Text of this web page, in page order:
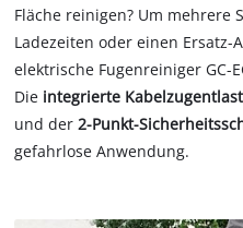
Fläche reinigen? Um mehrere
Ladezeiten oder einen
elektrische Fugenreiniger GC-
Die integrierte
und der2-Punkt-
gefahrlose Anwendung.